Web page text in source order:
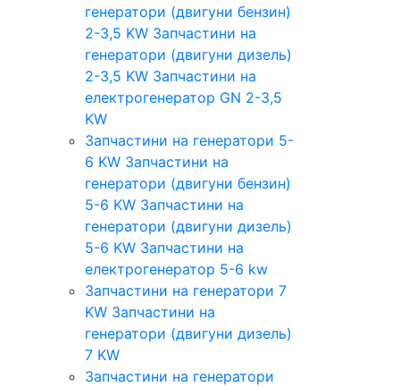
генератори (двигуни бензин)
2-3,5 KW Запчастини на
генератори (двигуни дизель)
2-3,5 KW Запчастини на
електрогенератор GN 2-3,5
KW
Запчастини на генератори 5-
6 KW Запчастини на
генератори (двигуни бензин)
5-6 KW Запчастини на
генератори (двигуни дизель)
5-6 KW Запчастини на
електрогенератор 5-6 kw
Запчастини на генератори 7
KW Запчастини на
генератори (двигуни дизель)
7 KW
Запчастини на генератори